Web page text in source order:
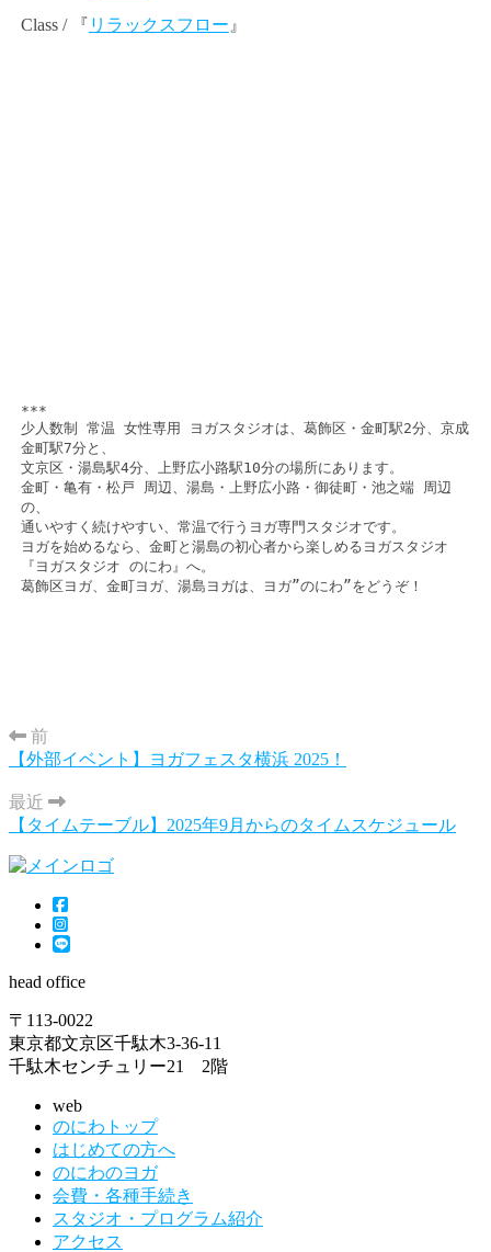
Class / 『 リラックスフロー 』
***
少人数制 常温 女性専用 ヨガスタジオは、葛飾区・金町駅2分、京成
金町駅7分と、
文京区・湯島駅4分、上野広小路駅10分の場所にあります。
金町・亀有・松戸 周辺、湯島・上野広小路・御徒町・池之端 周辺
の、
通いやすく続けやすい、常温で行うヨガ専門スタジオです。
ヨガを始めるなら、金町と湯島の初心者から楽しめるヨガスタジオ
『ヨガスタジオ のにわ』へ。
葛飾区ヨガ、金町ヨガ、湯島ヨガは、ヨガ”のにわ”をどうぞ！
前
【外部イベント】ヨガフェスタ横浜 2025！
最近
【タイムテーブル】2025年9月からのタイムスケジュール
head office
〒113-0022
東京都文京区千駄木3-36-11
千駄木センチュリー21 2階
web
のにわトップ
はじめての方へ
のにわのヨガ
会費・各種手続き
スタジオ・プログラム紹介
アクセス